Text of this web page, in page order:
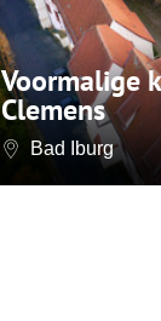
Voormalige
Clemens
Bad Iburg